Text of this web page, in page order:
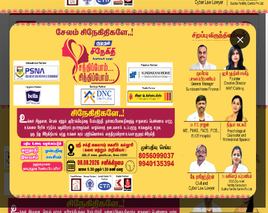
×
Home
வீடியோ ஸ்டோரி
விஜய் பொதுக்கூட்டம் - துப்பாக்கியுடன் வந்த நபரா...